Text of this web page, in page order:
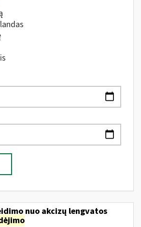
nuo akcizų lengvatos